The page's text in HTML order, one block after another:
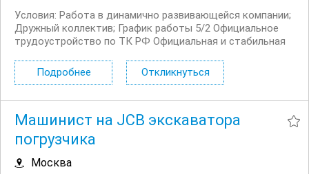
Условия: Работа в динамично развивающейся компании;
Дружный коллектив; График работы 5/2 Официальное
трудоустройство по ТК РФ Официальная и стабильная
декларирование (ЭД2). Своевременное и качественное
составление ДТ, ДТС, КДТ с соблюдением требований...
Подробнее Откликнуться
Машинист на JCB экскаватора
погрузчика
Москва